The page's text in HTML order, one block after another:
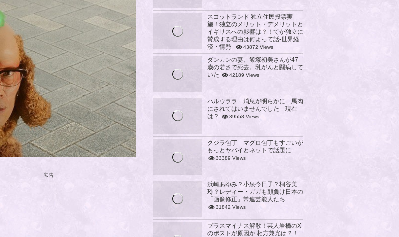
広告
スコットランド 独立住民投票実
施！独立のメリット・デメリットと
イギリスへの影響は？！てか独立に
賛成する理由は何よって話-世界経
済・情勢-
43872 Views
ダンカンの妻、飯塚初美さんが47
歳の若さで死去。乳がんと闘病して
いた
42189 Views
ハルウララ 消息が明らかに 馬肉
にされてはいませんでした 現在
は？
39558 Views
クジラ包丁 マグロ包丁もすごいが
もっとヤバイとネットで話題に
33389 Views
浜崎あゆみ？小泉今日子？桐谷美
玲？レディー・ガガも顔負け日本の
「画像修正」常連芸能人たち
31842 Views
プラスマイナス解散！芸人岩橋のX
のポストが原因か 相方兼光は？！